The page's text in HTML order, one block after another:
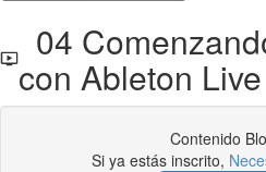
04
con Ableton Live
Contenido
Si ya estás inscrito,